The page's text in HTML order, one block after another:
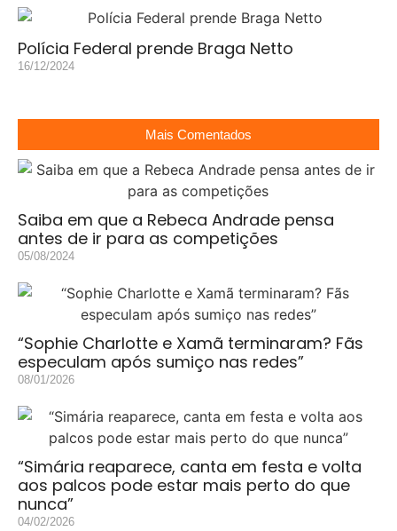
Polícia Federal prende Braga Netto
16/12/2024
Mais Comentados
Saiba em que a Rebeca Andrade pensa
antes de ir para as competições
05/08/2024
“Sophie Charlotte e Xamã terminaram? Fãs
especulam após sumiço nas redes”
08/01/2026
“Simária reaparece, canta em festa e volta
aos palcos pode estar mais perto do que
nunca”
04/02/2026